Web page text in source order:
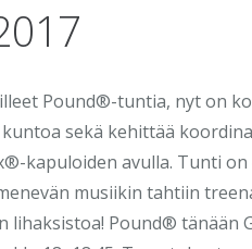
Pound®-tuntia, nyt on
sekä kehittää
kapuloiden avulla. Tunti
musiikin tahtiin
lihaksistoa! Pound® tänään